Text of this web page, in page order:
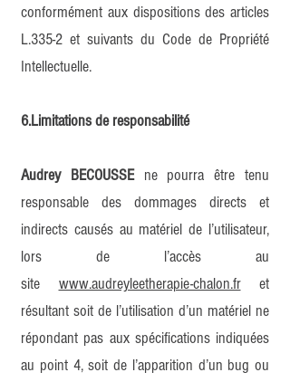
conformément aux dispositions des articles
L.335-2 et suivants du Code de Propriété
Intellectuelle.
6.Limitations de responsabilité
Audrey BECOUSSEne pourra être tenu
responsable des dommages directs et
indirects causés au matériel de l’utilisateur,
lors de l’accès au
site www.audreyleetherapie-chalon.fret
résultant soit de l’utilisation d’un matériel ne
répondant pas aux spécifications indiquées
au point 4, soit de l’apparition d’un bug ou